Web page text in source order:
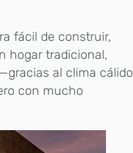
fácil de construir,
hogar tradicional,
al clima cálido
con mucho